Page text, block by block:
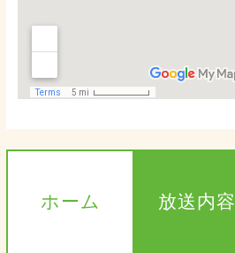
ホーム 放送内容